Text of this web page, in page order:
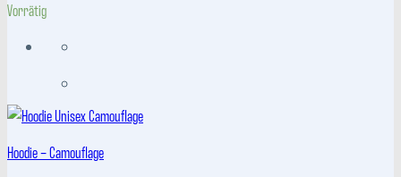
Vorrätig
Hoodie – Camouflage